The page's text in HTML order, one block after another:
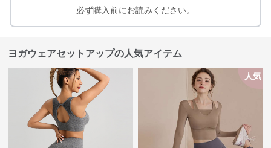
必ず購入前にお読みください。
ヨガウェアセットアップの人気アイテム
人気